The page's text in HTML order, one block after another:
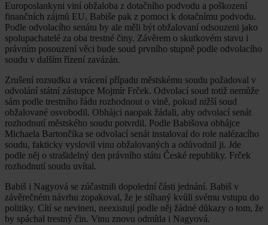
Europoslankyni viní obžaloba z dotačního podvodu a poškození
finančních zájmů EU, Babiše pak z pomoci k dotačnímu podvodu.
Podle odvolacího senátu by ale měli být obžalovaní odsouzeni jako
spolupachatelé za oba trestné činy. Závěrem o skutkovém stavu i
právním posouzení věci bude soud prvního stupně podle odvolacího
soudu v dalším řízení zavázán.
Zrušení rozsudku a vrácení případu městskému soudu požadoval v
odvolání státní zástupce Mojmír Frček. Odvolací soud totiž nemůže
sám podle trestního řádu rozhodnout o vině, pokud nižší soud
obžalované osvobodil. Obhájci naopak žádali, aby odvolací senát
rozhodnutí městského soudu potvrdil. Podle Babišova obhájce
Michaela Bartončíka se odvolací senát instaloval do role nalézacího
soudu, fakticky vyslovil vinu obžalovaných a odůvodnil ji. Jde
podle něj o strašidelný den právního státu České republiky. Frček
rozhodnutí soudu uvítal.
Babiš i Nagyová se zúčastnili dopolední části jednání. Babiš v
závěrečném návrhu zopakoval, že je stíhaný kvůli svému vstupu do
politiky. Cítí se nevinen, neexistují podle něj žádné důkazy o tom, že
by spáchal trestný čin. Vinu znovu odmítla i Nagyová.